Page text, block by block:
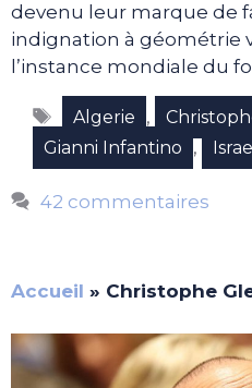
devenu leur marque de
indignation à géométrie
l’instance mondiale du
Étiquettes
Algerie ,
Gianni Infantino ,
42 commentaires
Accueil » Christophe